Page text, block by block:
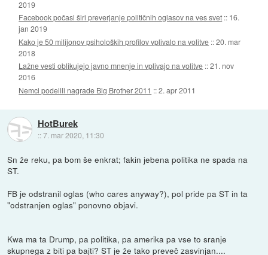
2019
Facebook počasi širi preverjanje političnih oglasov na ves svet :: 16.
jan 2019
Kako je 50 milijonov psiholoških profilov vplivalo na volitve ::20. mar
2018
Lažne vesti oblikujejo javno mnenje in vplivajo na volitve ::21. nov
2016
Nemci podelili nagrade Big Brother 2011 ::2. apr 2011
HotBurek
::7. mar 2020, 11:30
Sn že reku, pa bom še enkrat; fakin jebena politika ne spada na
ST.
FB je odstranil oglas (who cares anyway?), pol pride pa ST in ta
"odstranjen oglas" ponovno objavi.
Kwa ma ta Drump, pa politika, pa amerika pa vse to sranje
skupnega z biti pa bajti? ST je že tako preveč zasvinjan....